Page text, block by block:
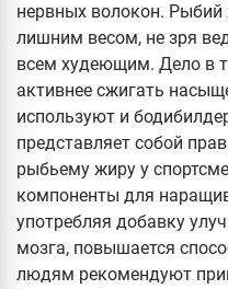
нервных волокон. Рыбий
лишним весом, не зря
всем худеющим. Дело в
активнее сжигать
используют и
представляет собой
рыбьему жиру у
компоненты для
употребляя добавку
мозга, повышается
людям рекомендуют